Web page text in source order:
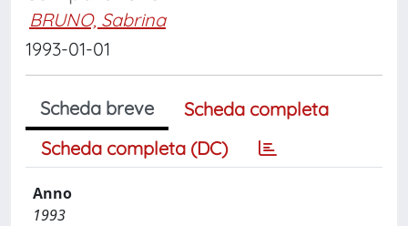
BRUNO, Sabrina
1993-01-01
Scheda breve
Scheda completa
Scheda completa (DC)
Anno
1993